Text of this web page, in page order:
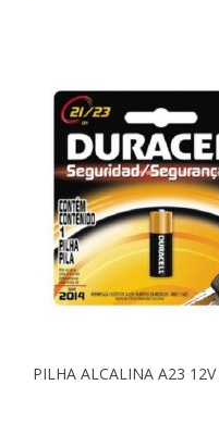
PILHA ALCALINA A23